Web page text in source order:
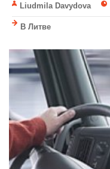
Liudmila Davydova
В Литве